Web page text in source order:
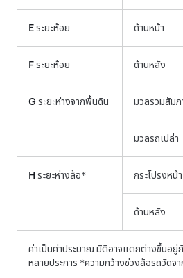
Eระยะห้อย ด้านหน้า
Fระยะห้อย ด้านหลัง
G ระยะห่างจากพื้นดิน มวลรวมสัมภ
มวลรถเปล่า
Hระยะห่างล้อ* กระโปรงหน้า
ด้านหลัง
ค่าเป็นค่าประมาณ มิติอาจแตกต่างขึ้นอยู่
หลายประการ *ความกว้างช่วงล้อรถวัดจ